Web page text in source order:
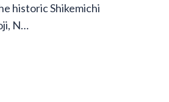
historic Shikemichi
N…